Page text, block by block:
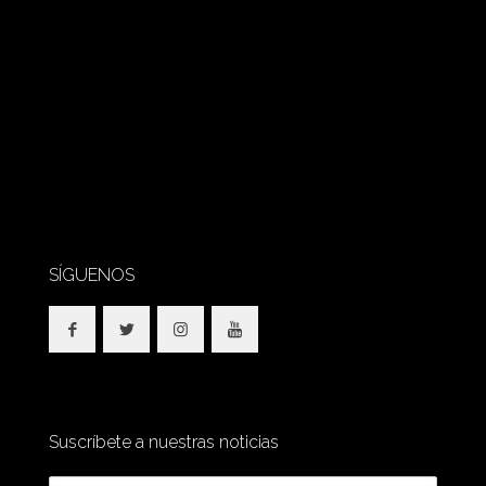
SÍGUENOS
Suscríbete a nuestras noticias